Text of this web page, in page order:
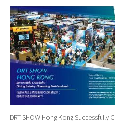
DRT SHOW Hong Kong Successfully